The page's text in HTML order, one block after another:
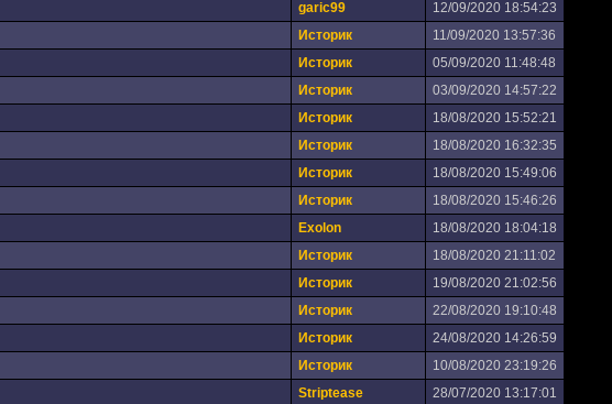
garic99
12/09/2020 18:54:23
Историк
11/09/2020 13:57:36
Историк
05/09/2020 11:48:48
Историк
03/09/2020 14:57:22
Историк
18/08/2020 15:52:21
Историк
18/08/2020 16:32:35
Историк
18/08/2020 15:49:06
Историк
18/08/2020 15:46:26
Exolon
18/08/2020 18:04:18
Историк
18/08/2020 21:11:02
Историк
19/08/2020 21:02:56
Историк
22/08/2020 19:10:48
Историк
24/08/2020 14:26:59
Историк
10/08/2020 23:19:26
Striptease
28/07/2020 13:17:01